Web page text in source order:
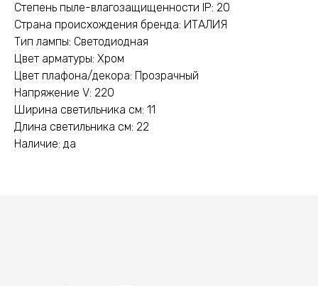
Степень пыле-влагозащищенности IP: 20
Страна происхождения бренда: ИТАЛИЯ
Тип лампы: Светодиодная
Цвет арматуры: Хром
Цвет плафона/декора: Прозрачный
Напряжение V: 220
Ширина светильника см: 11
Длина светильника см: 22
Наличие: да